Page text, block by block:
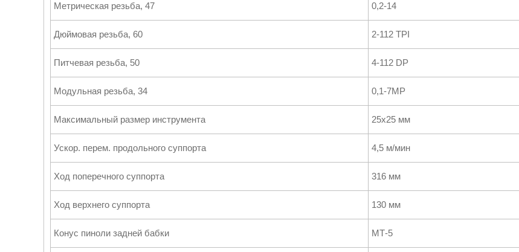
Метрическая резьба, 47 0,2-14
Дюймовая резьба, 60 2-112 TPI
Питчевая резьба, 50 4-112 DP
Модульная резьба, 34 0,1-7MP
Максимальный размер инструмента 25х25 мм
Ускор. перем. продольного суппорта 4,5 м/мин
Ход поперечного суппорта 316 мм
Ход верхнего суппорта 130 мм
Конус пиноли задней бабки МТ-5